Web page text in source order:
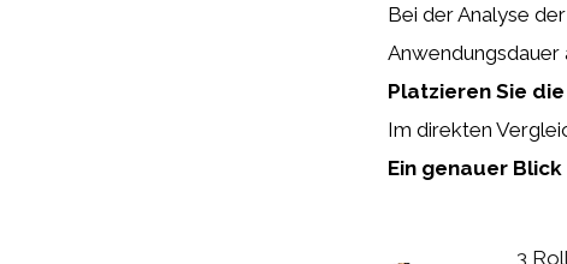
Bei der Analyse
Anwendungsdauer
Platzieren Sie
Im direkten
Ein genauer
3